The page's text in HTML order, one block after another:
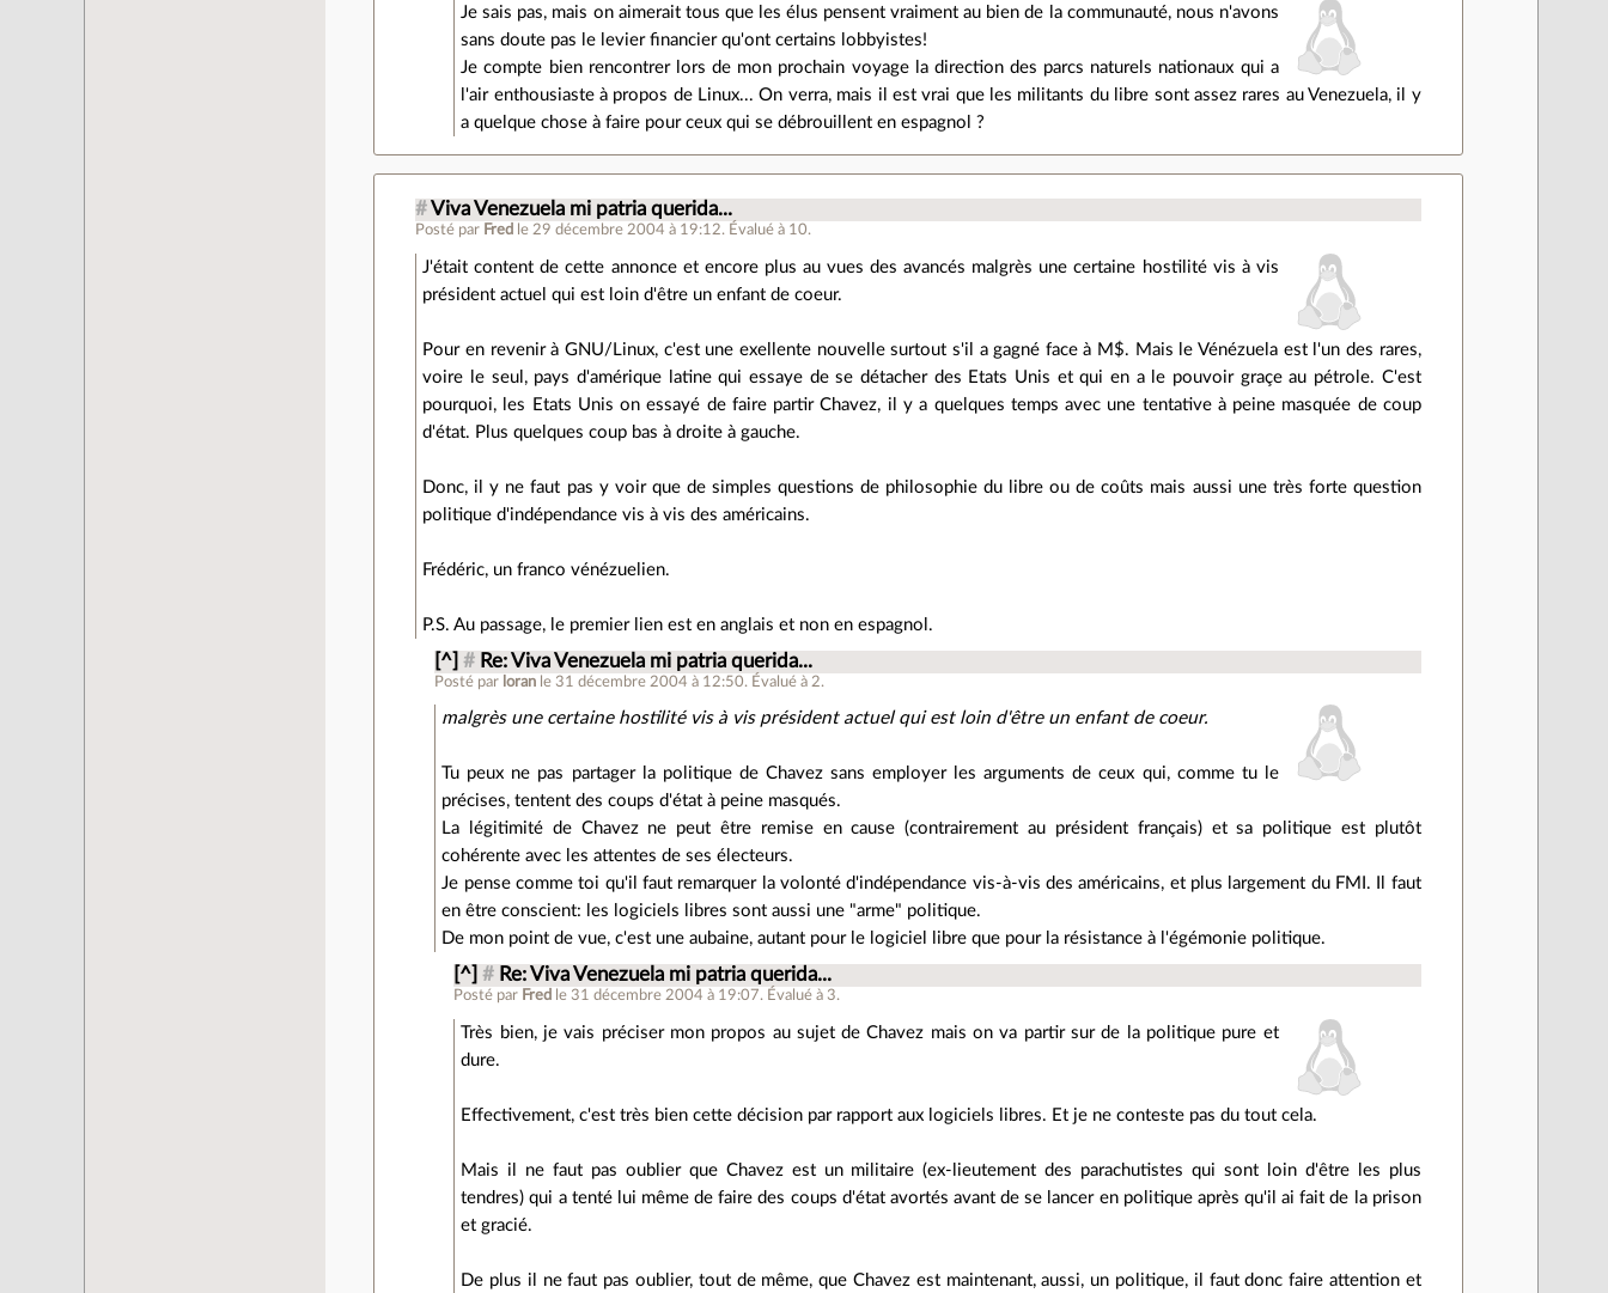
Je sais pas, mais on aimerait tous que les élus pensent vraiment au bien de la communauté, nous n'avons
sans doute pas le levier financier qu'ont certains lobbyistes!
Je compte bien rencontrer lors de mon prochain voyage la direction des parcs naturels nationaux qui a
l'air enthousiaste à propos de Linux... On verra, mais il est vrai que les militants du libre sont assez rares au Venezuela, il y
a quelque chose à faire pour ceux qui se débrouillent en espagnol ?
# Viva Venezuela mi patria querida...
Posté par Fred le 29 décembre 2004 à 19:12. Évalué à 10.
J'était content de cette annonce et encore plus au vues des avancés malgrès une certaine hostilité vis à vis
président actuel qui est loin d'être un enfant de coeur.
Pour en revenir à GNU/Linux, c'est une exellente nouvelle surtout s'il a gagné face à M$. Mais le Vénézuela est l'un des rares,
voire le seul, pays d'amérique latine qui essaye de se détacher des Etats Unis et qui en a le pouvoir graçe au pétrole. C'est
pourquoi, les Etats Unis on essayé de faire partir Chavez, il y a quelques temps avec une tentative à peine masquée de coup
d'état. Plus quelques coup bas à droite à gauche.
Donc, il y ne faut pas y voir que de simples questions de philosophie du libre ou de coûts mais aussi une très forte question
politique d'indépendance vis à vis des américains.
Frédéric, un franco vénézuelien.
P.S. Au passage, le premier lien est en anglais et non en espagnol.
[^] # Re: Viva Venezuela mi patria querida...
Posté par loran le 31 décembre 2004 à 12:50. Évalué à 2.
malgrès une certaine hostilité vis à vis président actuel qui est loin d'être un enfant de coeur.
Tu peux ne pas partager la politique de Chavez sans employer les arguments de ceux qui, comme tu le
précises, tentent des coups d'état à peine masqués.
La légitimité de Chavez ne peut être remise en cause (contrairement au président français) et sa politique est plutôt
cohérente avec les attentes de ses électeurs.
Je pense comme toi qu'il faut remarquer la volonté d'indépendance vis-à-vis des américains, et plus largement du FMI. Il faut
en être conscient: les logiciels libres sont aussi une "arme" politique.
De mon point de vue, c'est une aubaine, autant pour le logiciel libre que pour la résistance à l'égémonie politique.
[^] # Re: Viva Venezuela mi patria querida...
Posté par Fred le 31 décembre 2004 à 19:07. Évalué à 3.
Très bien, je vais préciser mon propos au sujet de Chavez mais on va partir sur de la politique pure et
dure.
Effectivement, c'est très bien cette décision par rapport aux logiciels libres. Et je ne conteste pas du tout cela.
Mais il ne faut pas oublier que Chavez est un militaire (ex-lieutement des parachutistes qui sont loin d'être les plus
tendres) qui a tenté lui même de faire des coups d'état avortés avant de se lancer en politique après qu'il ai fait de la prison
et gracié.
De plus il ne faut pas oublier, tout de même, que Chavez est maintenant, aussi, un politique, il faut donc faire attention et